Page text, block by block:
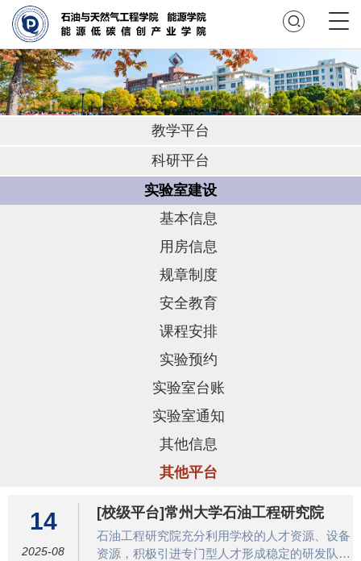
教学平台
科研平台
实验室建设
基本信息
用房信息
规章制度
安全教育
课程安排
实验预约
实验室台账
实验室通知
其他信息
其他平台
14
2025-08
[校级平台]常州大学石油工程研究院
石油工程研究院充分利用学校的人才资源、设备
资源，积极引进专门型人才形成稳定的研发队